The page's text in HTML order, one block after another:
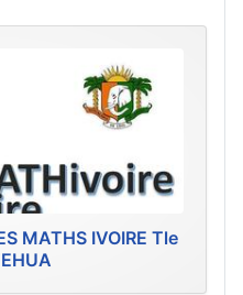
MATHS IVOIRE Tle